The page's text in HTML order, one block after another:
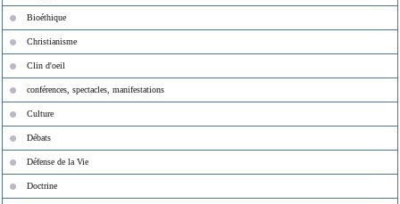
Bioéthique
Christianisme
Clin d'oeil
conférences, spectacles, manifestations
Culture
Débats
Défense de la Vie
Doctrine